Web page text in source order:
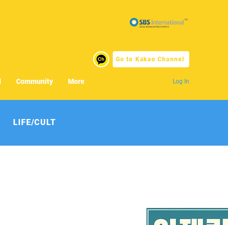
Go to Kakao Channel
Log In
Community More
LIFE/CULT